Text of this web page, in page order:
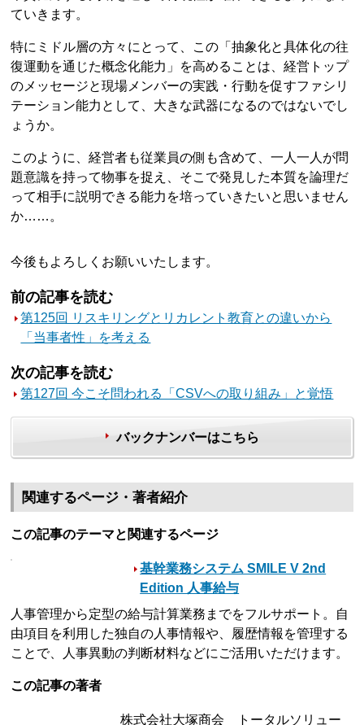
ていきます。
特にミドル層の方々にとって、この「抽象化と具体化の往
復運動を通じた概念化能力」を高めることは、経営トップ
のメッセージと現場メンバーの実践・行動を促すファシリ
テーション能力として、大きな武器になるのではないでし
ょうか。
このように、経営者も従業員の側も含めて、一人一人が問
題意識を持って物事を捉え、そこで発見した本質を論理だ
って相手に説明できる能力を培っていきたいと思いません
か……。
今後もよろしくお願いいたします。
前の記事を読む
第125回 リスキリングとリカレント教育との違いから
「当事者性」を考える
次の記事を読む
第127回 今こそ問われる「CSVへの取り組み」と覚悟
バックナンバーはこちら
関連するページ・著者紹介
この記事のテーマと関連するページ
基幹業務システム SMILE V 2nd
Edition 人事給与
人事管理から定型の給与計算業務までをフルサポート。自
由項目を利用した独自の人事情報や、履歴情報を管理する
ことで、人事異動の判断材料などにご活用いただけます。
この記事の著者
株式会社大塚商会 トータルソリュー